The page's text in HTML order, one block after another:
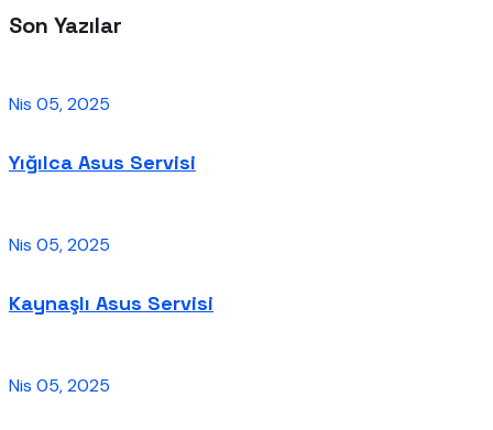
Son Yazılar
Nis 05, 2025
Yığılca Asus Servisi
Nis 05, 2025
Kaynaşlı Asus Servisi
Nis 05, 2025